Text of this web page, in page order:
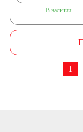
В наличии
1